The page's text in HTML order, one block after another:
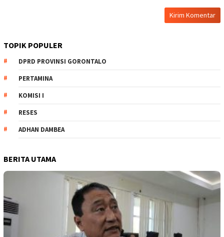
TOPIK POPULER
DPRD PROVINSI GORONTALO
PERTAMINA
KOMISI I
RESES
ADHAN DAMBEA
BERITA UTAMA